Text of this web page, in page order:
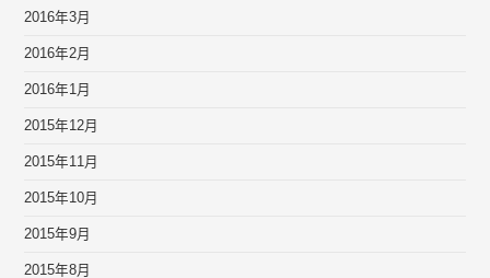
2016年3月
2016年2月
2016年1月
2015年12月
2015年11月
2015年10月
2015年9月
2015年8月